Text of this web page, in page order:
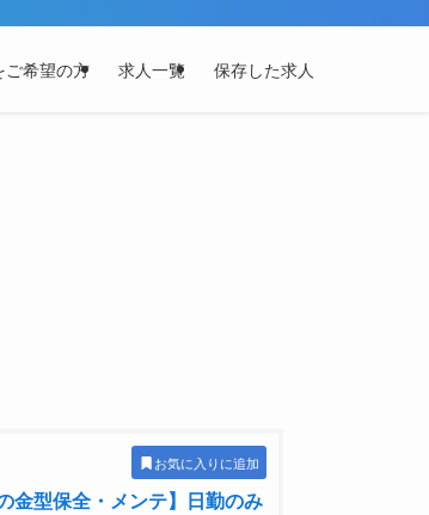
ご希望の方 求人一覧 保存した求人
お気に入りに追加
金型保全・メンテ】日勤のみ